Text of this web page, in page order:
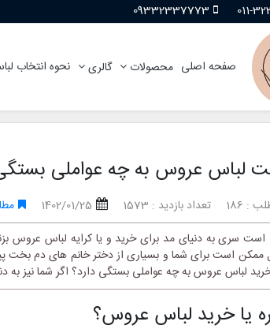
011-
09332337773
صفحه اصلی محصولات گالری نحوه انتخاب
لباس عروس به چه عواملی
: 186 تعداد بازدید : 1573 1402/01/25
است سری به دنیای مد برای خرید و یا کرایه لباس عروس
ممکن است برای شما و بسیاری از دختر خانم های دم بخت
لباس عروس به چه عواملی بستگی دارد؟ اگر شما نیز به
یا خرید لباس عروس؟